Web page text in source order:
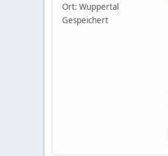
Ort: Wuppertal
Gespeichert